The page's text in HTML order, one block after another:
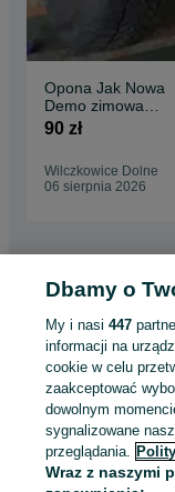
Opona Jak Nowa
Demo zimowa
215/65R15 9,6mm
90 zł
Wilczkowice Dolne
06 sierpnia 2026
Strona główna
KATEGORIA
1044521610
Zadzwoń
Dbamy o
My i nasi447
informacji na
cookie w celu
zaakceptować
dowolnym
sygnalizowane
przeglądania.
Wraz z naszymi